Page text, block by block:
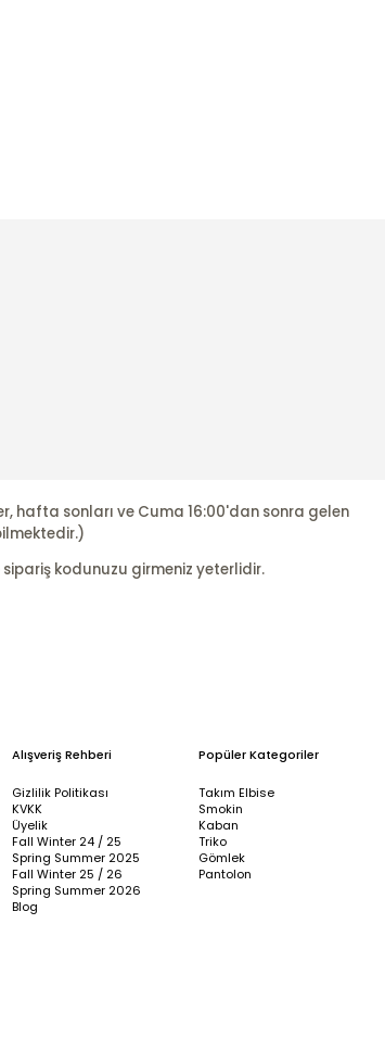
hafta sonları ve Cuma 16:00'dan sonra gelen
kodunuzu girmeniz yeterlidir.
Alışveriş Rehberi
Gizlilik Politikası
KVKK
Üyelik
Fall Winter 24 / 25
Spring Summer 2025
Fall Winter 25 / 26
Spring Summer 2026
Blog
Popüler Kategoriler
Takım Elbise
Smokin
Kaban
Triko
Gömlek
Pantolon